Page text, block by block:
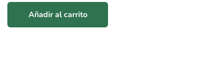
Añadir al carrito